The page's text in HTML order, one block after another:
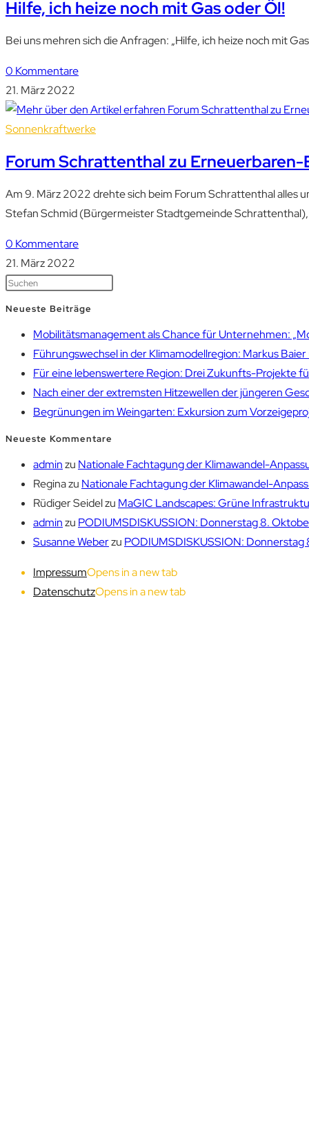
Hilfe, ich heize noch mit Gas oder Öl!
Bei uns mehren sich die Anfragen: „Hilfe, ich heize noch mit
0 Kommentare
21. März 2022
Sonnenkraftwerke
Forum Schrattenthal zu
Am 9. März 2022 drehte sich beim Forum Schrattenthal alles
Stefan Schmid (Bürgermeister Stadtgemeinde
0 Kommentare
21. März 2022
Neueste Beiträge
Mobilitätsmanagement als Chance für Unternehmen:
Führungswechsel in der Klimamodellregion: Markus
Für eine lebenswertere Region: Drei Zukunfts-Projekte
Nach einer der extremsten Hitzewellen der jüngeren
Begrünungen im Weingarten: Exkursion zum
Neueste Kommentare
adminzu Nationale Fachtagung der Klimawandel-
Reginazu Nationale Fachtagung der Klimawandel-
Rüdiger Seidelzu MaGIC Landscapes: Grüne
adminzu PODIUMSDISKUSSION: Donnerstag 8.
Susanne Weberzu PODIUMSDISKUSSION: Donnerstag
ImpressumOpens in a new tab
DatenschutzOpens in a new tab